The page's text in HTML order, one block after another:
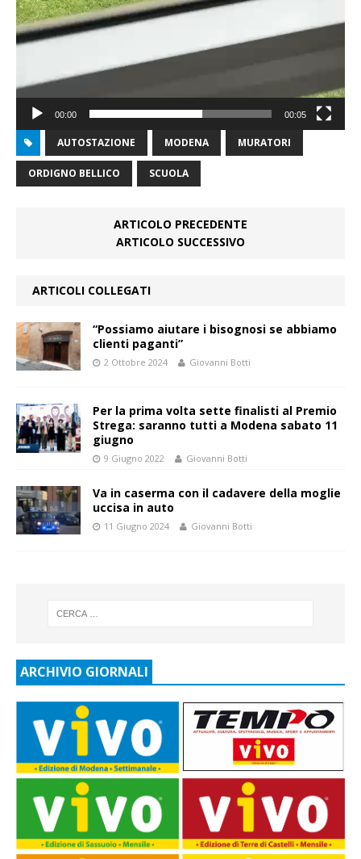
00:00 00:05
AUTOSTAZIONE MODENA MURATORI
ORDIGNO BELLICO SCUOLA
ARTICOLO PRECEDENTE
ARTICOLO SUCCESSIVO
ARTICOLI COLLEGATI
“Possiamo aiutare i bisognosi se abbiamo
clienti paganti”
2 Ottobre 2024 Giovanni Botti
Per la prima volta sette finalisti al Premio
Strega: saranno tutti a Modena sabato 11
giugno
9 Giugno 2022 Giovanni Botti
Va in caserma con il cadavere della moglie
uccisa in auto
11 Giugno 2024 Giovanni Botti
ARCHIVIO GIORNALI